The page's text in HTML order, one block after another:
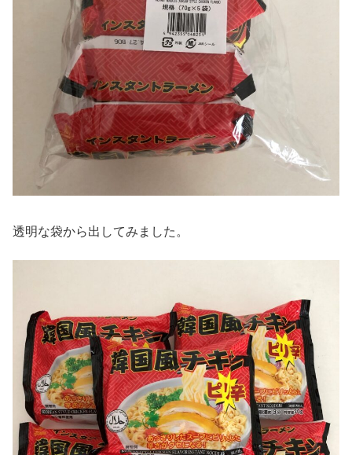
透明な袋から出してみました。